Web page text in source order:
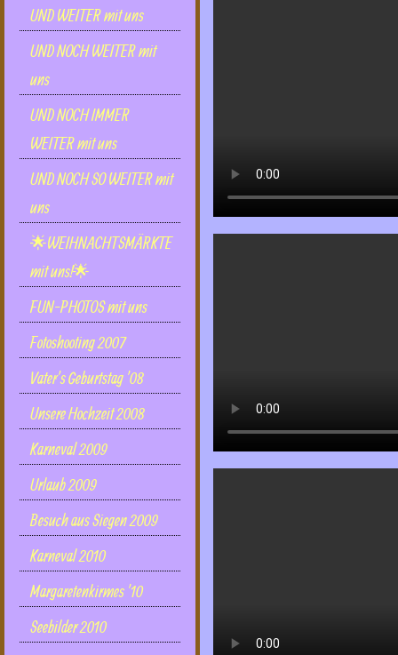
UND WEITER mit uns
UND NOCH WEITER mit
uns
UND NOCH IMMER
WEITER mit uns
UND NOCH SO WEITER mit
uns
🌟WEIHNACHTSMÄRKTE
mit uns!🌟
FUN-PHOTOS mit uns
Fotoshooting 2007
Vater's Geburtstag '08
Unsere Hochzeit 2008
Karneval 2009
Urlaub 2009
Besuch aus Siegen 2009
Karneval 2010
Margaretenkirmes '10
Seebilder 2010